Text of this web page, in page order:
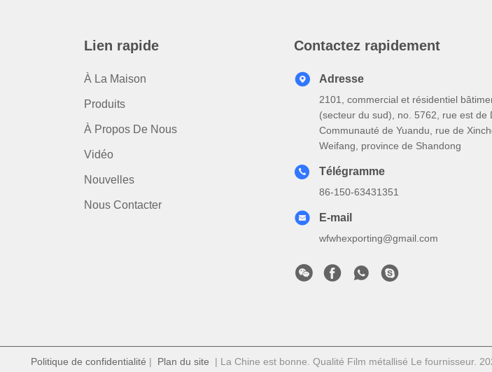
Lien rapide
À La Maison
Produits
À Propos De Nous
Vidéo
Nouvelles
Nous Contacter
Contactez rapidement
Adresse
2101, commercial et résidentiel
(secteur du sud), no. 5762, rue est de
Communauté de Yuandu, rue de
Weifang, province de Shandong
Télégramme
86-150-63431351
E-mail
wfwhexporting@gmail.com
Politique de confidentialité | Plan du site | La Chine est bonne. Qualité Film métallisé Le fournisseur.